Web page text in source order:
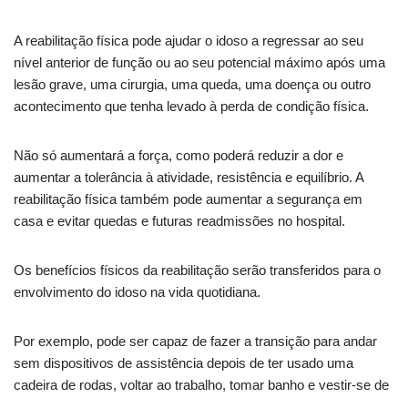
A reabilitação física pode ajudar o idoso a regressar ao seu
nível anterior de função ou ao seu potencial máximo após uma
lesão grave, uma cirurgia, uma queda, uma doença ou outro
acontecimento que tenha levado à perda de condição física.
Não só aumentará a força, como poderá reduzir a dor e
aumentar a tolerância à atividade, resistência e equilíbrio. A
reabilitação física também pode aumentar a segurança em
casa e evitar quedas e futuras readmissões no hospital.
Os benefícios físicos da reabilitação serão transferidos para o
envolvimento do idoso na vida quotidiana.
Por exemplo, pode ser capaz de fazer a transição para andar
sem dispositivos de assistência depois de ter usado uma
cadeira de rodas, voltar ao trabalho, tomar banho e vestir-se de